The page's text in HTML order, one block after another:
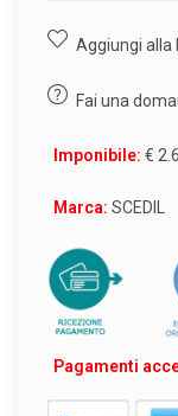
Aggiungi alla
Fai una
Imponibile: €
Marca: SCEDIL
Pagamenti